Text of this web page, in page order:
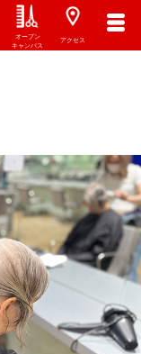
アクセス
オープン
キャンパス